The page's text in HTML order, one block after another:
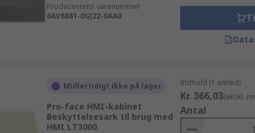
Producentens varenummer
6AV6881-0GJ22-0AA0
Midlertidigt ikke på lager
Pro-face HMI-kabinet
Beskyttelsesark til brug med
HMI LT3000
Indhold (1 enhed)
Kr. 366,03(ekskl.
Antal